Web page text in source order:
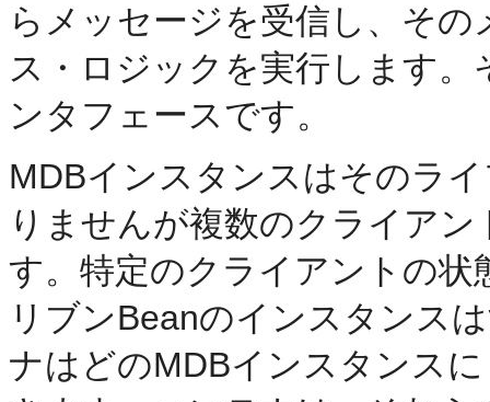
らメッセージを受信し、そ
ス・ロジックを実行します
ンタフェースです。
MDBインスタンスはそのラ
りませんが複数のクライア
す。特定のクライアントの
リブンBeanのインスタンス
ナはどのMDBインスタンス